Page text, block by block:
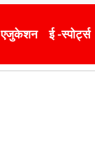
एजुकेशन ई -स्पोर्ट्स